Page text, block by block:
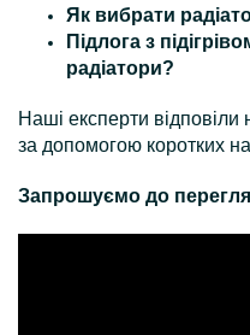
Як вибрати
Підлога з
радіатори?
Наші експерти відповіли
за допомогою коротких
Запрошуємо до